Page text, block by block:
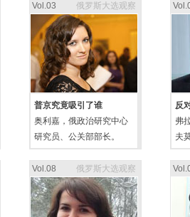
俄罗斯大选观察
Vol.03
普京究竟吸引了谁
奥利嘉，俄政治研究中心
研究员、公关部部长。
反
弗
夫
俄罗斯大选观察
Vol.08